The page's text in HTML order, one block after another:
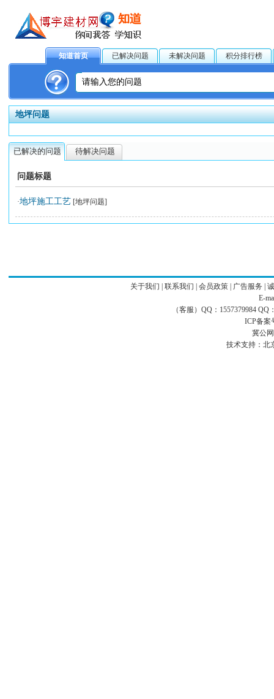
知道首页 已解决问题 未解决问题 积分排行榜
地坪问题
已解决的问题 待解决问题
问题标题
·地坪施工工艺 [地坪问题]
关于我们 联系我们 会员政策| 广告服务
E-
（客服）QQ：1557379984 QQ
ICP备案
冀公
技术支持： 北